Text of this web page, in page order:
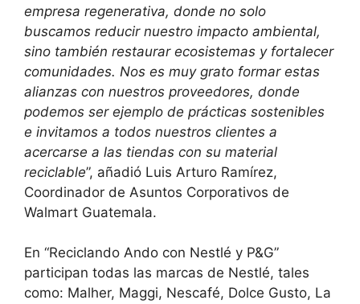
empresa regenerativa, donde no solo
buscamos reducir nuestro impacto ambiental,
sino también restaurar ecosistemas y fortalecer
comunidades. Nos es muy grato formar estas
alianzas con nuestros proveedores, donde
podemos ser ejemplo de prácticas sostenibles
e invitamos a todos nuestros clientes a
acercarse a las tiendas con su material
reciclable”, añadió Luis Arturo Ramírez,
Coordinador de Asuntos Corporativos de
Walmart Guatemala.
En “Reciclando Ando con Nestlé y P&G”
participan todas las marcas de Nestlé, tales
como: Malher, Maggi, Nescafé, Dolce Gusto, La